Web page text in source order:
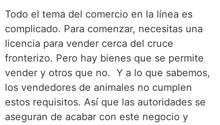
Todo el tema del comercio en la línea es
complicado. Para comenzar, necesitas una
licencia para vender cerca del cruce
fronterizo. Pero hay bienes que se permite
vender y otros que no. Y a lo que sabemos,
los vendedores de animales no cumplen
estos requisitos. Así que las autoridades se
aseguran de acabar con este negocio y